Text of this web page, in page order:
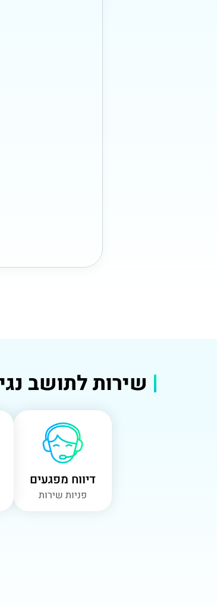
שירות לתושב
דיווח מפגעים
פניות שירות